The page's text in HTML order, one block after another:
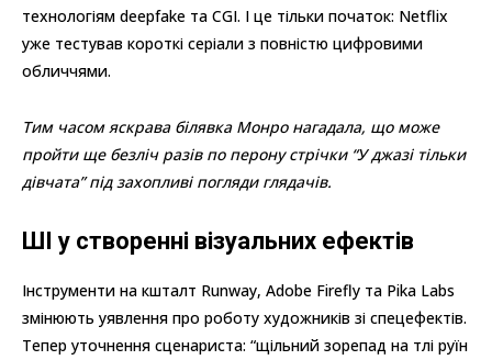
технологіям deepfake та CGI. І це тільки початок: Netflix
уже тестував короткі серіали з повністю цифровими
обличчями.
Тим часом яскрава білявка Монро нагадала, що може
пройти ще безліч разів по перону стрічки “У джазі тільки
дівчата” під захопливі погляди глядачів.
ШІ у створенні візуальних ефектів
Інструменти на кшталт Runway, Adobe Firefly та Pika Labs
змінюють уявлення про роботу художників зі спецефектів.
Тепер уточнення сценариста: “щільний зорепад на тлі руїн